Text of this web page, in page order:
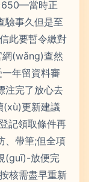
當時正
驗事久但是至
此要暫令繳對
網(wǎng)查然
年留資料審
注完了放心去
(xù)更新建議
記領取條件再
、帶筆;但全項
(guī)-放便完
核需盡早重新